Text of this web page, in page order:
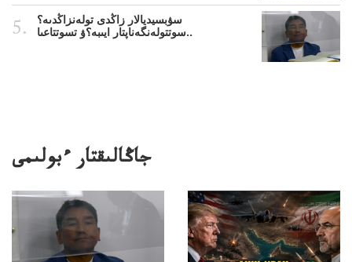
سۋبسيديالار زاڭدى تولەنزاڭدىە؟
سوتتولەنگەناپتار ايىبە؟ۋ تسوتتاعىا..
جاڭالىقتار ءبولىمى